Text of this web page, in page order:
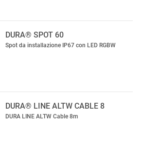
DURA® SPOT 60
Spot da installazione IP67 con LED RGBW
DURA® LINE ALTW CABLE 8
DURA LINE ALTW Cable 8m